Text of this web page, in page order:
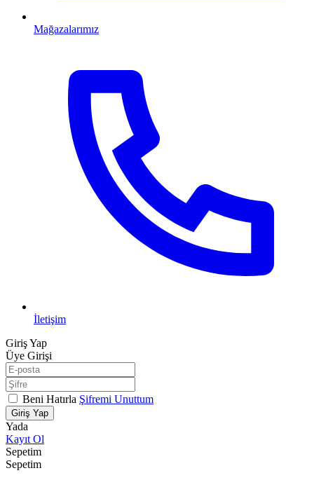
Mağazalarımız
İletişim
Giriş Yap
Üye Girişi
Beni Hatırla Şifremi Unuttum
Giriş Yap
Yada
Kayıt Ol
Sepetim
Sepetim